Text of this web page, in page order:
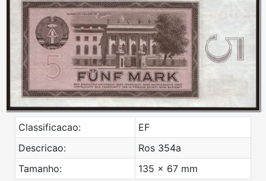
Classificacao:
EF
Descricao:
Ros 354a
Tamanho:
135 x 67 mm